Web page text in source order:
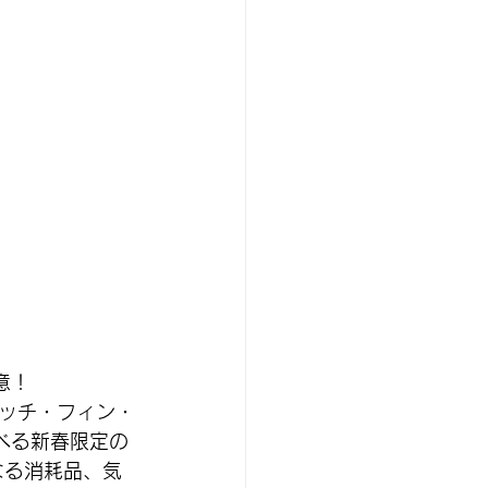
チ・フィン・
る新春限定の
消耗品、気